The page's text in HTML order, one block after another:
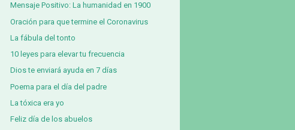
Mensaje Positivo: La humanidad en 1900
Oración para que termine el Coronavirus
La fábula del tonto
10 leyes para elevar tu frecuencia
Dios te enviará ayuda en 7 días
Poema para el día del padre
La tóxica era yo
Feliz día de los abuelos